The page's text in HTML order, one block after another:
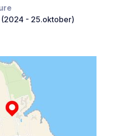
(2024 - 25.oktober)